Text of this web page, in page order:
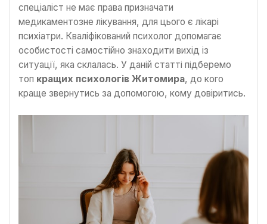
спеціаліст не має права призначати
медикаментозне лікування, для цього є лікарі
психіатри. Кваліфікований психолог допомагає
особистості самостійно знаходити вихід із
ситуації, яка склалась. У даній статті підберемо
топ кращих психологів Житомира, до кого
краще звернутись за допомогою, кому довіритись.